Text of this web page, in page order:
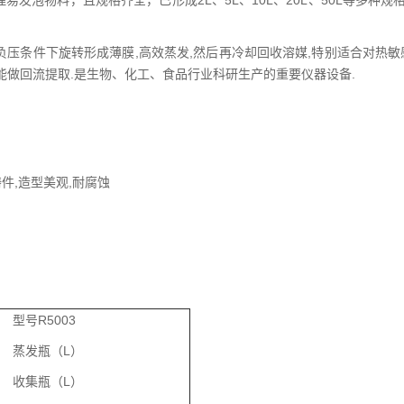
件下旋转形成薄膜,高效蒸发,然后再冷却回收溶媒,特别适合对热敏
回流提取.是生物、化工、食品行业科研生产的重要仪器设备.
,造型美观,耐腐蚀
型号R5003
蒸发瓶（L）
收集瓶（L）